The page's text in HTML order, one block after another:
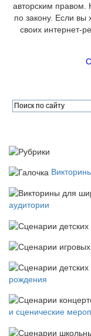
авторским правом.
по закону. Если вы
своих интернет-
аудитории
рождения
и сценические